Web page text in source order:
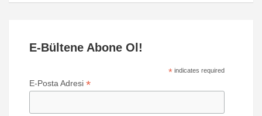
E-Bültene Abone Ol!
* indicates required
E-Posta Adresi *